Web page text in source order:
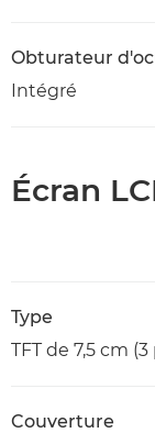
Obturateur
Intégré
Écran
Type
TFT de 7,5 cm
Couverture